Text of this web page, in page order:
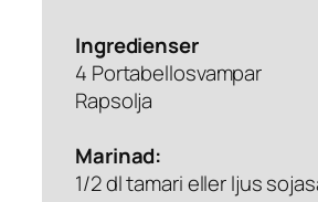
Ingredienser
4 Portabellosvampar
Rapsolja
Marinad:
1/2 dl tamari eller ljus